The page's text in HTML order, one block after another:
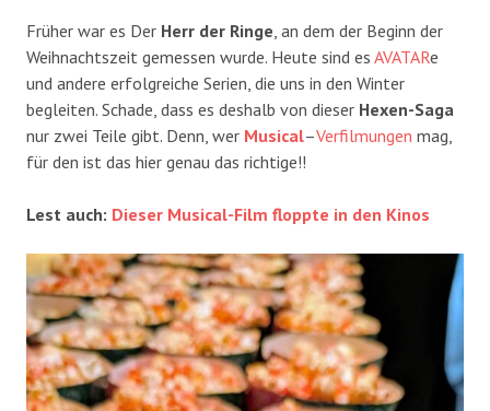
Früher war es Der Herr der Ringe, an dem der Beginn der
Weihnachtszeit gemessen wurde. Heute sind es AVATARe
und andere erfolgreiche Serien, die uns in den Winter
begleiten. Schade, dass es deshalb von dieser Hexen-Saga
nur zwei Teile gibt. Denn, wer Musical–Verfilmungen mag,
für den ist das hier genau das richtige!!
Lest auch: Dieser Musical-Film floppte in den Kinos